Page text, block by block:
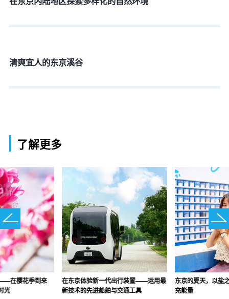
清爽宜人的东京溪谷
了解更多
在樱花季到来
光
在东京体验新一代出行装置——运用最
新技术的先进船舶与交通工具
东京的夏天，以盐
充能量